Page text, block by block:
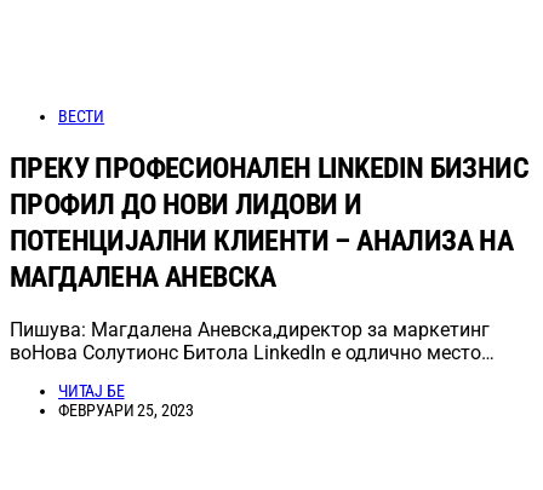
ВЕСТИ
ПРЕКУ ПРОФЕСИОНАЛЕН LINKEDIN БИЗНИС
ПРОФИЛ ДО НОВИ ЛИДОВИ И
ПОТЕНЦИЈАЛНИ КЛИЕНТИ – АНАЛИЗА НА
МАГДАЛЕНА АНЕВСКА
Пишува: Магдалена Аневска,директор за маркетинг
воНова Солутионс Битола LinkedIn е одлично место…
ЧИТАЈ БЕ
ФЕВРУАРИ 25, 2023